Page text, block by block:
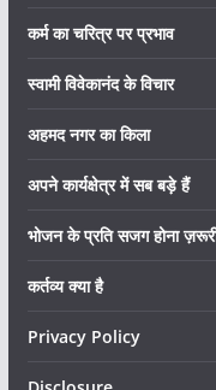
कर्म का चरित्र पर प्रभाव
स्वामी विवेकानंद के विचार
अहमद नगर का किला
अपने कार्यक्षेत्र में सब बड़े हैं
भोजन के प्रति सजग होना
कर्तव्य क्या है
Privacy Policy